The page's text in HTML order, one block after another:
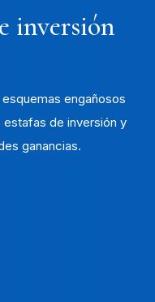
inversión
engañosos
de inversión y
ganancias.